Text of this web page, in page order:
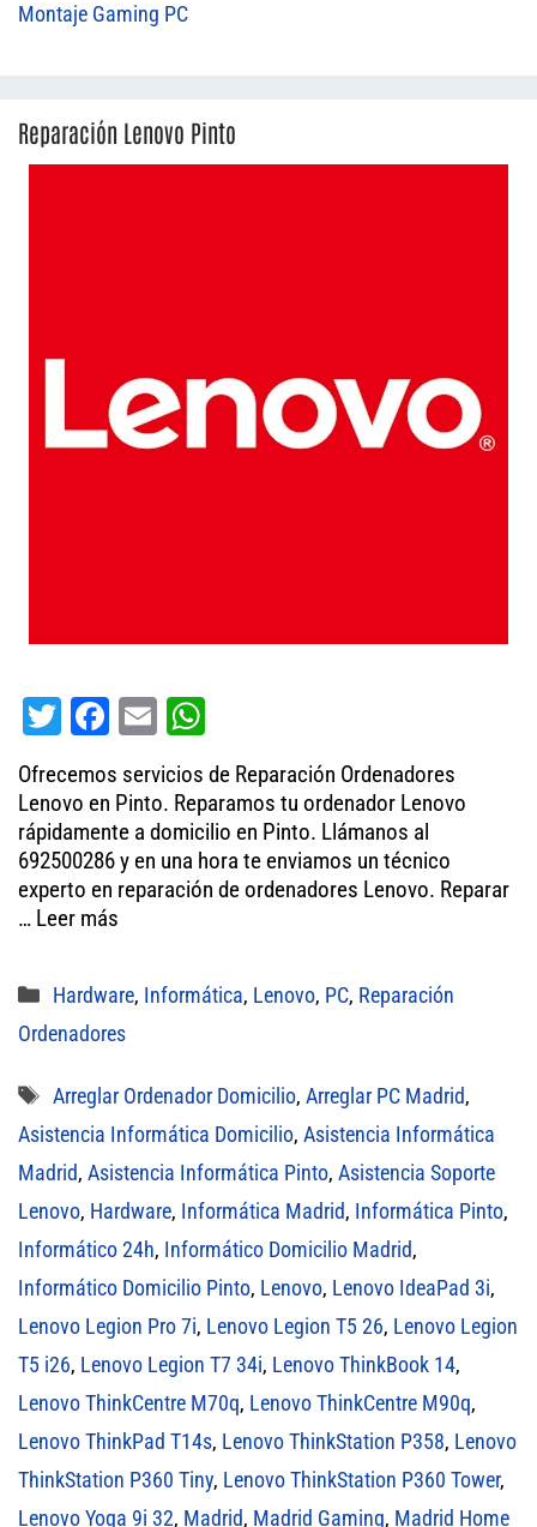
Montaje Gaming PC
Reparación Lenovo Pinto
T
tt
er
Fa
bo
ok
E
m
ail
ha
ts
A
pp
Ofrecemos servicios de Reparación Ordenadores
Lenovo en Pinto. Reparamos tu ordenador Lenovo
rápidamente a domicilio en Pinto. Llámanos al
692500286 y en una hora te enviamos un técnico
experto en reparación de ordenadores Lenovo. Reparar
… Leer más
Categorías
Hardware, Informática, Lenovo, PC, Reparación
Ordenadores
Etiquetas
Arreglar Ordenador Domicilio, Arreglar PC Madrid,
Asistencia Informática Domicilio, Asistencia Informática
Madrid, Asistencia Informática Pinto, Asistencia Soporte
Lenovo, Hardware, Informática Madrid, Informática Pinto,
Informático 24h, Informático Domicilio Madrid,
Informático Domicilio Pinto, Lenovo, Lenovo IdeaPad 3i,
Lenovo Legion Pro 7i, Lenovo Legion T5 26, Lenovo Legion
T5 i26, Lenovo Legion T7 34i, Lenovo ThinkBook 14,
Lenovo ThinkCentre M70q, Lenovo ThinkCentre M90q,
Lenovo ThinkPad T14s, Lenovo ThinkStation P358, Lenovo
ThinkStation P360 Tiny, Lenovo ThinkStation P360 Tower,
Lenovo Yoga 9i 32, Madrid, Madrid Gaming, Madrid Home